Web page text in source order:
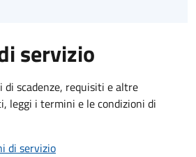
servizio
di scadenze, requisiti e altre
leggi i termini e le condizioni di
di servizio